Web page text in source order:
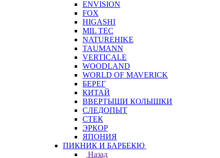
ENVISION
FOX
HIGASHI
MIL TEC
NATUREHIKE
TAUMANN
VERTICALE
WOODLAND
WORLD OF MAVERICK
БЕРЕГ
КИТАЙ
ВВЕРТЫШИ КОЛЫШКИ
СЛЕДОПЫТ
СТЕК
ЭРКОР
ЯПОНИЯ
ПИКНИК И БАРБЕКЮ
Назад